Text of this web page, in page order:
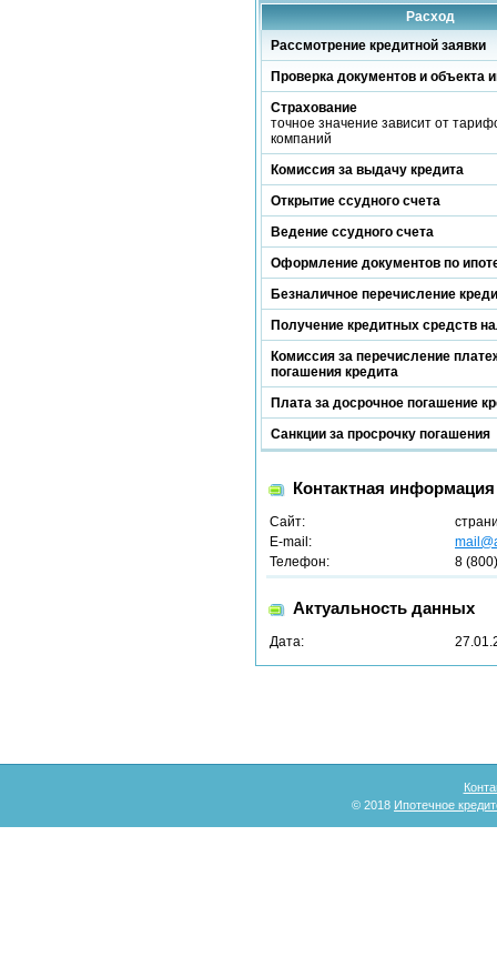
Расход
Рассмотрение кредитной заявки
Проверка документов и объекта
Страхование
точное значение зависит от
компаний
Комиссия за выдачу кредита
Открытие ссудного счета
Ведение ссудного счета
Оформление документов по
Безналичное перечисление
Получение кредитных средств
Комиссия за перечисление
погашения кредита
Плата за досрочное погашение
Санкции за просрочку погашения
Контактная информация
Сайт:
E-mail:
Телефон:
8
Актуальность данных
Дата:
© 2018 Ипотечное